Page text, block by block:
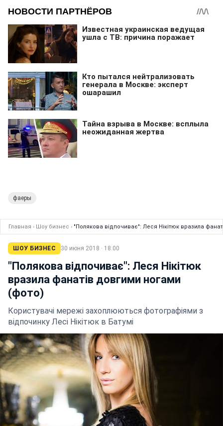
фаеры
Главная › Шоу бизнес › "Полякова відпочиває": Леся Нікітюк вразила
ШОУ БИЗНЕС 30 июня 2018 · 18:00
"Полякова відпочиває": Леся Нікітюк
вразила фанатів довгими ногами
(фото)
Користувачі мережі захоплюються фотографіями з
відпочинку Лесі Нікітюк в Батумі